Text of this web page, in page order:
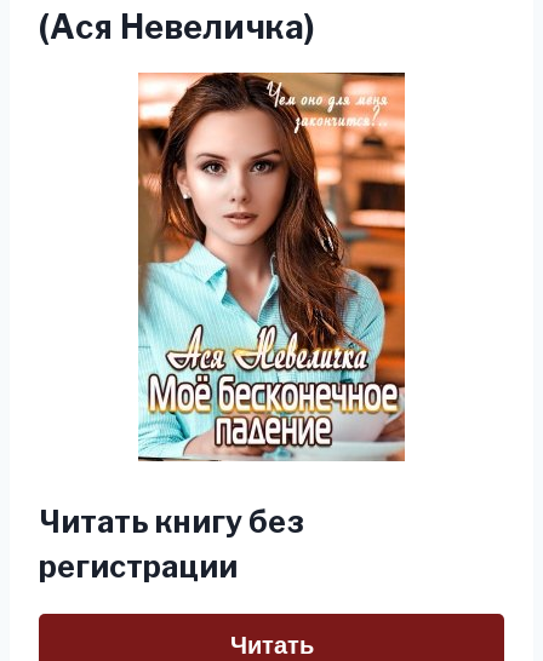
(Ася Невеличка)
Читать книгу без
регистрации
Читать